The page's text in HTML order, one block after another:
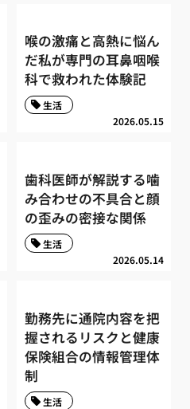
喉の激痛と高熱に悩ん
だ私が専門の耳鼻咽喉
科で救われた体験記
2026.05.15
生活
歯科医師が解説する噛
み合わせの不具合と顔
の歪みの密接な関係
2026.05.14
生活
勤務先に通院内容を把
握されるリスクと健康
保険組合の情報管理体
制
生活